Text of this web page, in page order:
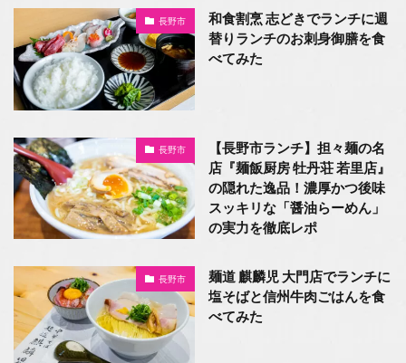
長野市
和食割烹 志どきでランチに週
替りランチのお刺身御膳を食
べてみた
長野市
【長野市ランチ】担々麺の名
店『麺飯厨房 牡丹荘 若里店』
の隠れた逸品！濃厚かつ後味
スッキリな「醤油らーめん」
の実力を徹底レポ
長野市
麺道 麒麟児 大門店でランチに
塩そばと信州牛肉ごはんを食
べてみた